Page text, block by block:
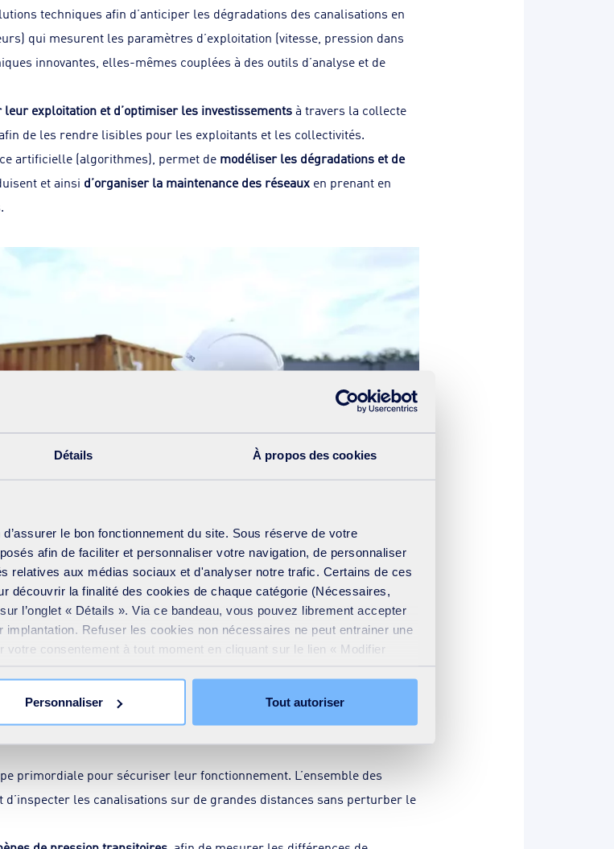
Détails À propos des cookies
le bon fonctionnement du site. Sous réserve de votre
afin de faciliter et personnaliser votre navigation, de personnaliser
relatives aux médias sociaux et d'analyser notre trafic. Certains de ces
découvrir la finalité des cookies de chaque catégorie (Nécessaires,
l’onglet « Détails ». Via ce bandeau, vous pouvez librement accepter
Refuser les cookies non nécessaires ne peut entrainer une
votre consentement à tout moment en cliquant sur le lien « Modifier
Personnaliser Tout autoriser
techniques afin d’anticiper les dégradations des canalisations en
qui mesurent les paramètres d’exploitation (vitesse, pression dans
innovantes, elles-mêmes couplées à des outils d’analyse et de
leur exploitation et d’optimiser les investissementsà travers la collecte
de les rendre lisibles pour les exploitants et les collectivités.
artificielle (algorithmes), permet de modéliser les dégradations et de
et ainsi d’organiser la maintenance des réseaux en prenant en
primordiale pour sécuriser leur fonctionnement. L’ensemble des
les canalisations sur de grandes distances sans perturber le